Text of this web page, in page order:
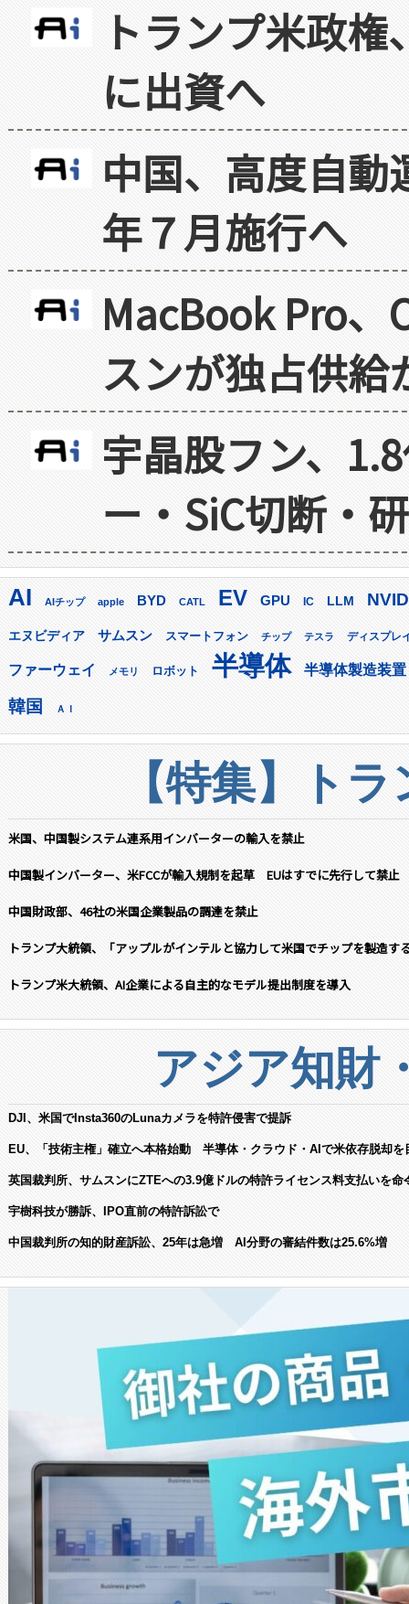
トランプ米政
に出資へ
中国、高度自
年７月施行へ
MacBook Pro
スンが独占供給
宇晶股フン、
ー・SiC切断・
AI AIチップ apple BYD CATL EV GPU IC LLM
エヌビディア サムスン スマートフォン チップ テスラ ディスプレ
ファーウェイ メモリ ロボット 半導体 半導体製造装置
韓国 ＡＩ
【特集】ト
米国、中国製システム連系用インバーターの輸入を禁止
中国製インバーター、米FCCが輸入規制を起草 EUはすでに先行して禁止
中国財政部、46社の米国企業製品の調達を禁止
トランプ大統領、「アップルがインテルと協力して米国でチップを製造す
トランプ米大統領、AI企業による自主的なモデル提出制度を導入
アジア知財
DJI、米国でInsta360のLunaカメラを特許侵害で提訴
EU、「技術主権」確立へ本格始動 半導体・クラウド・AIで米依存脱却を
英国裁判所、サムスンにZTEへの3.9億ドルの特許ライセンス料支払いを命
宇樹科技が勝訴、IPO直前の特許訴訟で
中国裁判所の知的財産訴訟、25年は急増 AI分野の審結件数は25.6%増